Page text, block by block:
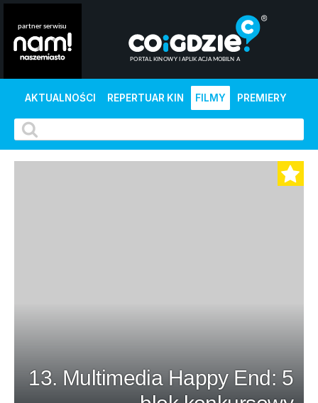
AKTUALNOŚCI REPERTUAR KIN FILMY PREMIERY
13. Multimedia Happy End: 5